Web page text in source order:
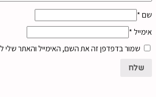
שם*
אימייל*
שמור בדפדפן זה את השם, האימייל והאתר